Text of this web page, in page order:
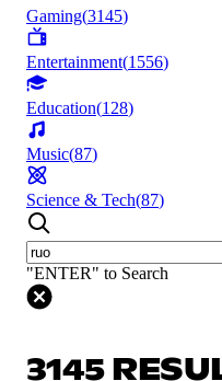
Gaming(3145)
Entertainment(1556)
Education(128)
Music(87)
Science & Tech(87)
"ENTER" to Search
3145